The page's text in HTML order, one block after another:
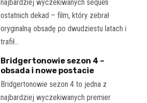
najbardziej wyczekiwanych sequeli
ostatnich dekad – film, który zebrał
oryginalną obsadę po dwudziestu latach i
trafił…
Bridgertonowie sezon 4 –
obsada i nowe postacie
Bridgertonowie sezon 4 to jedna z
najbardziej wyczekiwanych premier